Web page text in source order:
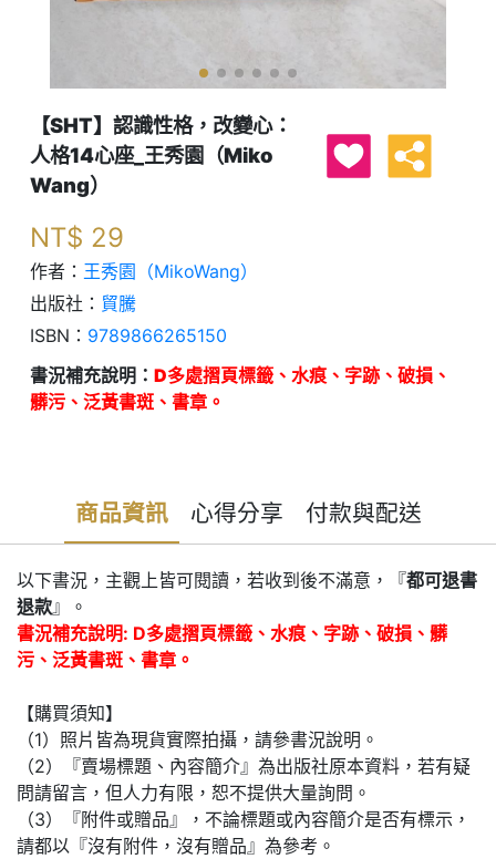
【SHT】認識性格，改變心：
人格14心座_王秀園（Miko
Wang）
NT$ 29
作者： 王秀園（MikoWang）
出版社： 貿騰
ISBN： 9789866265150
書況補充說明： D多處摺頁標籤、水痕、字跡、破損、
髒污、泛黃書斑、書章。
商品資訊 心得分享 付款與配送
以下書況，主觀上皆可閱讀，若收到後不滿意，『都可退書
退款』。
書況補充說明: D多處摺頁標籤、水痕、字跡、破損、髒
污、泛黃書斑、書章。
【購買須知】
（1）照片皆為現貨實際拍攝，請參書況說明。
（2）『賣場標題、內容簡介』為出版社原本資料，若有疑
問請留言，但人力有限，恕不提供大量詢問。
（3）『附件或贈品』，不論標題或內容簡介是否有標示，
請都以『沒有附件，沒有贈品』為參考。